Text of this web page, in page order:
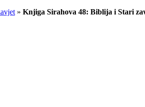
» Knjiga Sirahova 48: Biblija i Stari